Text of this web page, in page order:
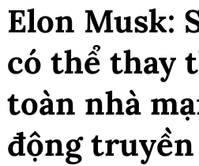
Elon Musk:
có thể thay
toàn nhà
động